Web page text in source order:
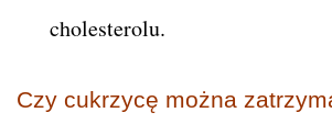
cholesterolu.
Czy cukrzycę można